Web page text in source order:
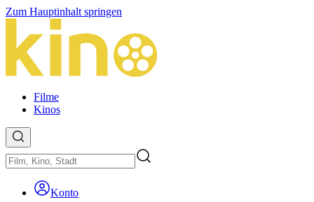
Zum Hauptinhalt springen
Filme
Kinos
Konto